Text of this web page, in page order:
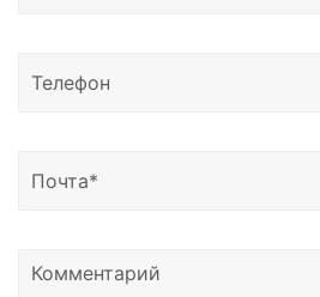
Доставка возможна в
нам на почту или позвонить